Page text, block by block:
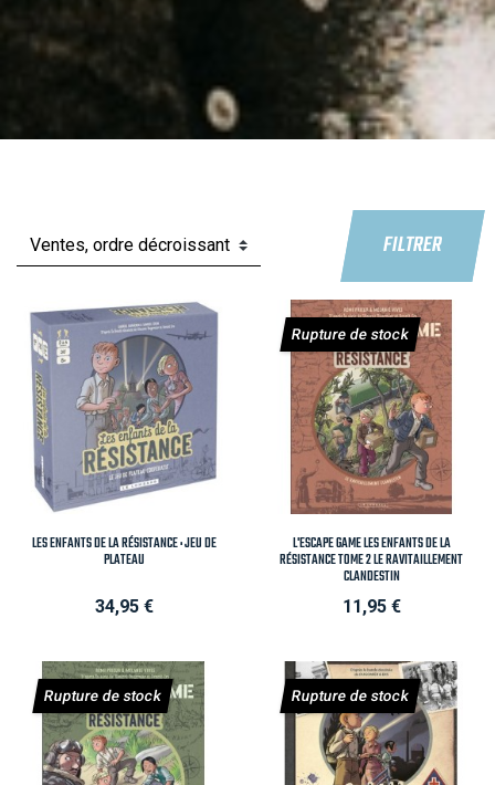
FILTRER
LES ENFANTS DE LA RÉSISTANCE : JEU DE
PLATEAU
Prix
34,95 €
L'ESCAPE GAME LES ENFANTS DE LA
RÉSISTANCE TOME 2 LE RAVITAILLEMENT
CLANDESTIN
Prix
11,95 €
Rupture de stock
Rupture de stock Rupture de stock